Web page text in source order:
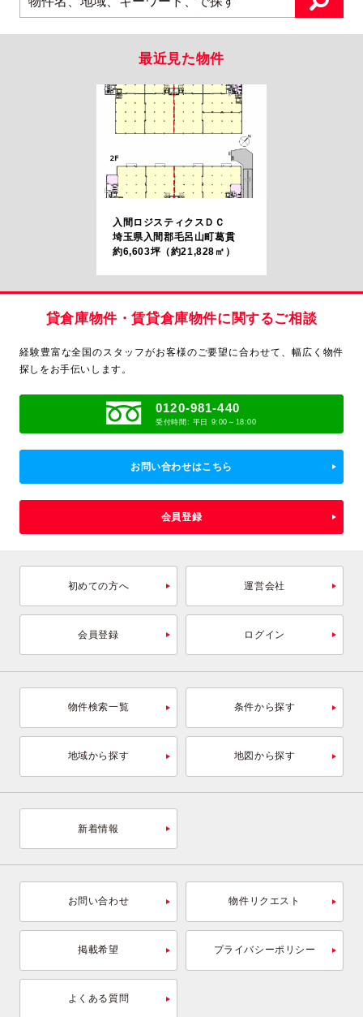
最近見た物件
入間ロジスティクスＤＣ
埼玉県入間郡毛呂山町葛貫
約6,603坪（約21,828㎡）
貸倉庫物件・賃貸倉庫物件に関するご相談
経験豊富な全国のスタッフがお客様のご要望に合わせて、 幅広く物件
探しをお手伝いします。
0120-981-440
受付時間: 平日 9:00～18:00
お問い合わせはこちら
会員登録
初めての方へ 運営会社
会員登録 ログイン
物件検索一覧 条件から探す
地域から探す 地図から探す
新着情報
お問い合わせ 物件リクエスト
掲載希望 プライバシーポリシー
よくある質問